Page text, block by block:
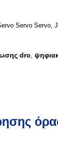
Servo Servo,
dro,